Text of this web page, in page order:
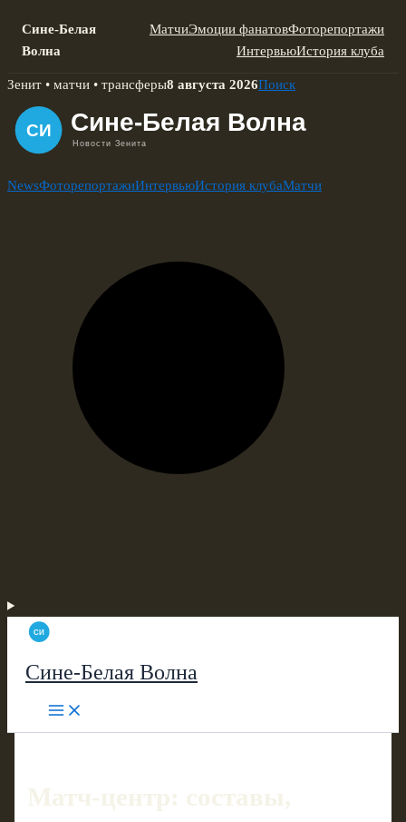
Сине-Белая
Волна
МатчиЭмоции фанатовФоторепортажи
ИнтервьюИстория клуба
Skip
content
Зенит • матчи • трансферы8 августа 2026Поиск
NewsФоторепортажиИнтервьюИстория клубаМатчи
Сине-Белая Волна
Матч-центр: составы,